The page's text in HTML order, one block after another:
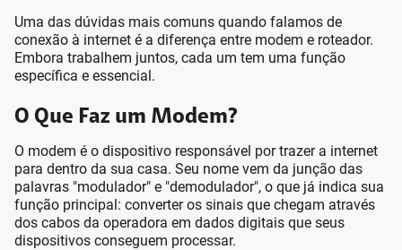
Uma das dúvidas mais comuns quando falamos de
conexão à internet é a diferença entre modem e roteador.
Embora trabalhem juntos, cada um tem uma função
específica e essencial.
O Que Faz um Modem?
O modem é o dispositivo responsável por trazer a internet
para dentro da sua casa. Seu nome vem da junção das
palavras "modulador" e "demodulador", o que já indica sua
função principal: converter os sinais que chegam através
dos cabos da operadora em dados digitais que seus
dispositivos conseguem processar.